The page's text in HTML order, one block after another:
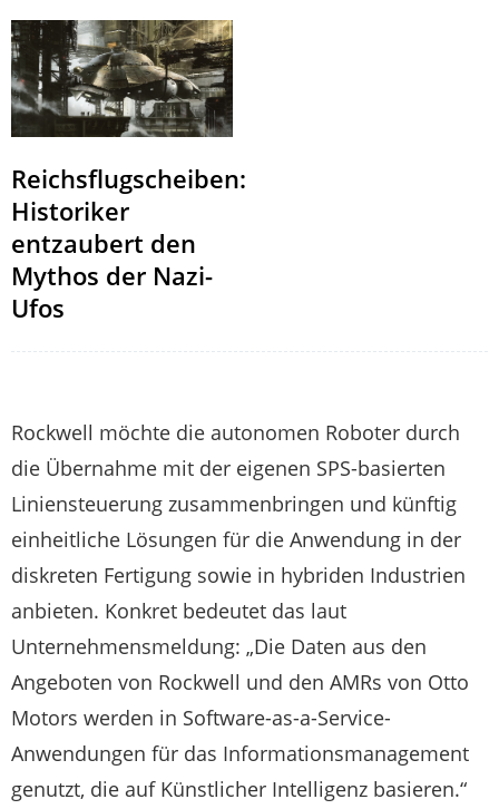
Reichsflugscheiben:
Historiker
entzaubert den
Mythos der Nazi-
Ufos
Rockwell möchte die autonomen Roboter durch
die Übernahme mit der eigenen SPS-basierten
Liniensteuerung zusammenbringen und künftig
einheitliche Lösungen für die Anwendung in der
diskreten Fertigung sowie in hybriden Industrien
anbieten. Konkret bedeutet das laut
Unternehmensmeldung: „Die Daten aus den
Angeboten von Rockwell und den AMRs von Otto
Motors werden in Software-as-a-Service-
Anwendungen für das Informationsmanagement
genutzt, die auf Künstlicher Intelligenz basieren.“